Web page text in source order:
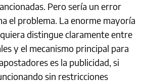
Pero sería un error
el problema. La enorme mayoría
distingue claramente entre
y el mecanismo principal para
es la publicidad, si
sin restricciones